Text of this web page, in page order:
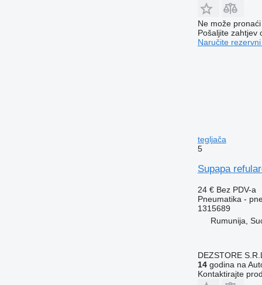
Ne može
Pošaljite zahtjev
Naručite
tegljača
5
Supapa
24 € Bez PDV-a
Pneumatika -
1315689
Rumunija,
DEZSTORE S.R.L.
14godina na
Kontaktirajte